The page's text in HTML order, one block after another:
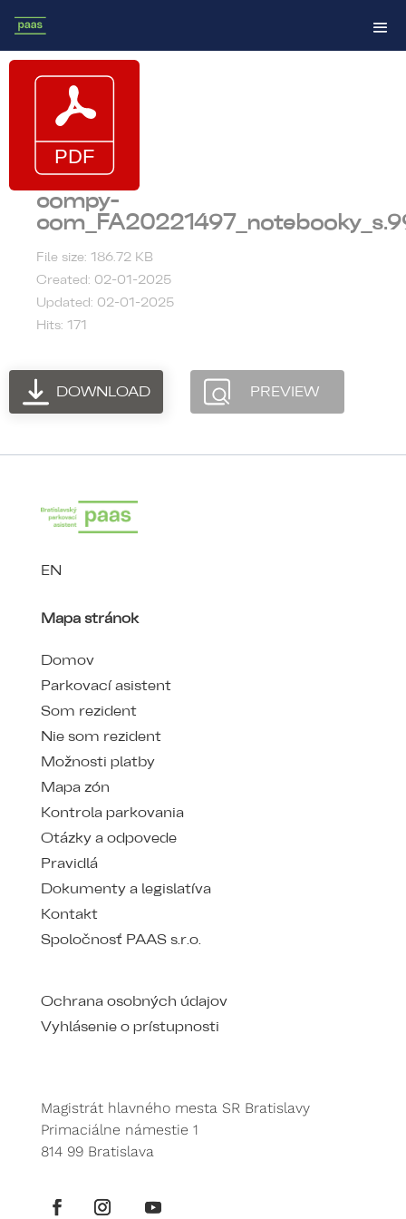
compy-
File size: 186.72 KB
Created: 02-01-2025
Updated: 02-01-2025
Hits: 171
DOWNLOAD PREVIEW
EN
Mapa stránok
Domov
Parkovací asistent
Som rezident
Nie som rezident
Možnosti platby
Mapa zón
Kontrola parkovania
Otázky a odpovede
Pravidlá
Dokumenty a legislatíva
Kontakt
Spoločnosť PAAS s.r.o.
Ochrana osobných údajov
Vyhlásenie o prístupnosti
Magistrát hlavného mesta SR Bratislavy
Primaciálne námestie 1
814 99 Bratislava